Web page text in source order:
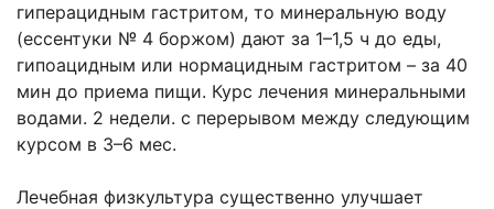
гиперацидным гастритом, то минеральную воду
(ессентуки № 4 боржом) дают за 1–1,5 ч до еды,
гипоацидным или нормацидным гастритом – за 40
мин до приема пищи. Курс лечения минеральными
водами. 2 недели. с перерывом между следующим
курсом в 3–6 мес.
Лечебная физкультура существенно улучшает